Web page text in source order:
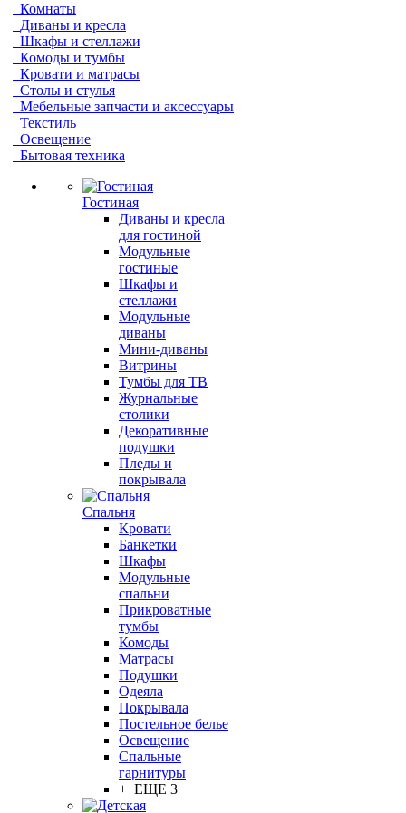
Комнаты
Диваны и кресла
Шкафы и стеллажи
Комоды и тумбы
Кровати и матрасы
Столы и стулья
Мебельные запчасти и аксессуары
Текстиль
Освещение
Бытовая техника
Гостиная
Диваны и кресла
для гостиной
Модульные
гостиные
Шкафы и
стеллажи
Модульные
диваны
Мини-диваны
Витрины
Тумбы для ТВ
Журнальные
столики
Декоративные
подушки
Пледы и
покрывала
Спальня
Кровати
Банкетки
Шкафы
Модульные
спальни
Прикроватные
тумбы
Комоды
Матрасы
Подушки
Одеяла
Покрывала
Постельное белье
Освещение
Спальные
гарнитуры
+ ЕЩЕ 3